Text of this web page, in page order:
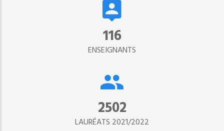
134
ENSEIGNANTS
2890
LAURÉATS 2021/2022